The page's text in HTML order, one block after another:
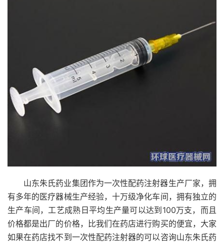
山东朱氏药业集团作为一次性配药注射器生产厂家，拥
有多年的医疗器械生产经验，十万级净化车间，拥有独立的
生产车间，工艺成熟日平均生产量可以达到100万支，而且
价格都是出厂的价格，比我们在药店进行购买的便宜，大家
如果在药店找不到一次性配药注射器的可以咨询山东朱氏药